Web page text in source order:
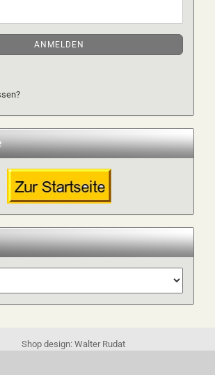
ANMELDEN
Shop design: Walter Rudat